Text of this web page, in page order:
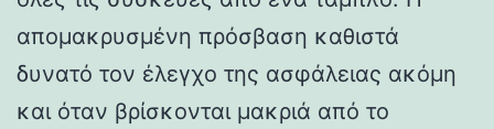
απομακρυσμένη πρόσβαση καθιστά
δυνατό τον έλεγχο της ασφάλειας ακόμη
και όταν βρίσκονται μακριά από το